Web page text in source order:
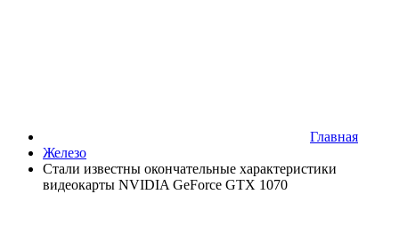
Главная
Железо
Стали известны окончательные характеристики
видеокарты NVIDIA GeForce GTX 1070